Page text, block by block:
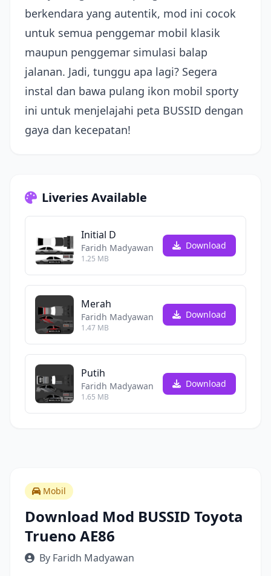
berkendara yang autentik, mod ini cocok
untuk semua penggemar mobil klasik
maupun penggemar simulasi balap
jalanan. Jadi, tunggu apa lagi? Segera
instal dan bawa pulang ikon mobil sporty
ini untuk menjelajahi peta BUSSID dengan
gaya dan kecepatan!
Liveries Available
Initial D
Faridh Madyawan
1.25 MB
Download
Merah
Faridh Madyawan
1.47 MB
Download
Putih
Faridh Madyawan
1.65 MB
Download
Mobil
Download Mod BUSSID Toyota
Trueno AE86
By Faridh Madyawan